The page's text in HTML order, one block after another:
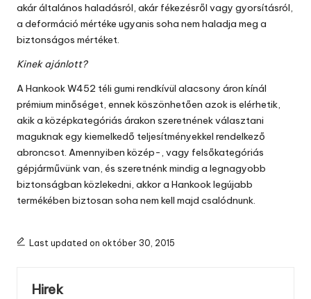
akár általános haladásról, akár fékezésről vagy gyorsításról,
a deformáció mértéke ugyanis soha nem haladja meg a
biztonságos mértéket.
Kinek ajánlott?
A Hankook W452 téli gumi rendkívül alacsony áron kínál
prémium minőséget, ennek köszönhetően azok is elérhetik,
akik a középkategóriás árakon szeretnének választani
maguknak egy kiemelkedő teljesítményekkel rendelkező
abroncsot. Amennyiben közép-, vagy felsőkategóriás
gépjárművünk van, és szeretnénk mindig a legnagyobb
biztonságban közlekedni, akkor a Hankook legújabb
termékében biztosan soha nem kell majd csalódnunk.
Last updated on október 30, 2015
Hirek